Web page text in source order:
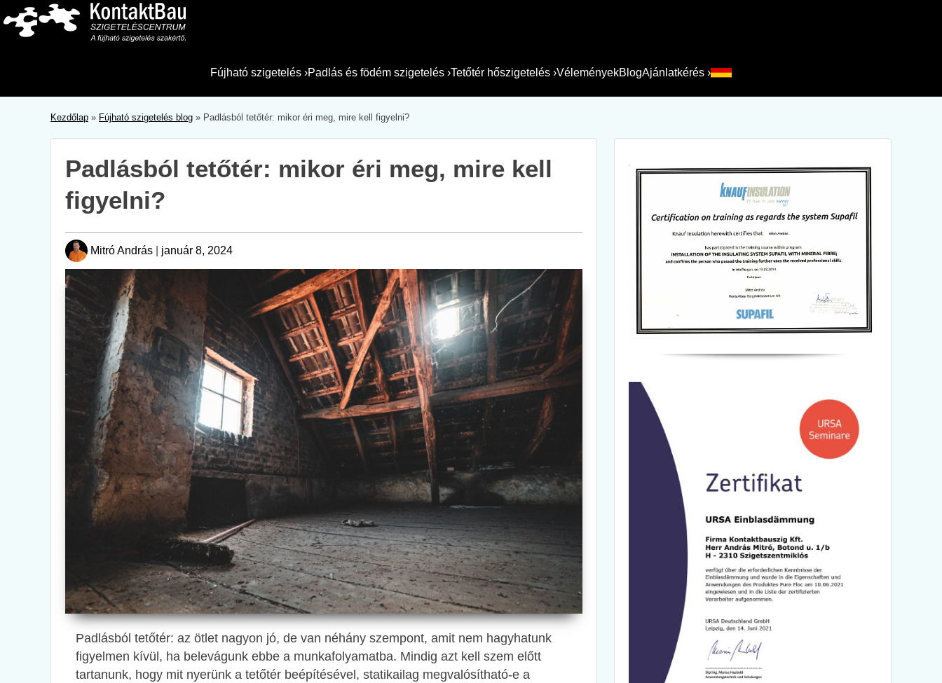
to
content
Fújható szigetelés ›Padlás és födém szigetelés ›Tetőtér hőszigetelés ›VéleményekBlogAjánlatkérés ›
Kezdőlap » Fújható szigetelés blog » Padlásból tetőtér: mikor éri meg, mire kell figyelni?
Padlásból tetőtér: mikor éri meg, mire kell
figyelni?
Mitró András január 8, 2024
Padlásból tetőtér: az ötlet nagyon jó, de van néhány szempont, amit nem hagyhatunk
figyelmen kívül, ha belevágunk ebbe a munkafolyamatba. Mindig azt kell szem előtt
tartanunk, hogy mit nyerünk a tetőtér beépítésével, statikailag megvalósítható-e a